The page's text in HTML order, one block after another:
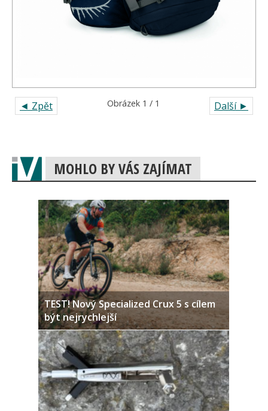
◄ Zpět Další ►
Obrázek 1 / 1
MOHLO BY VÁS ZAJÍMAT
TEST! Nový Specialized Crux 5 s cílem
být nejrychlejší